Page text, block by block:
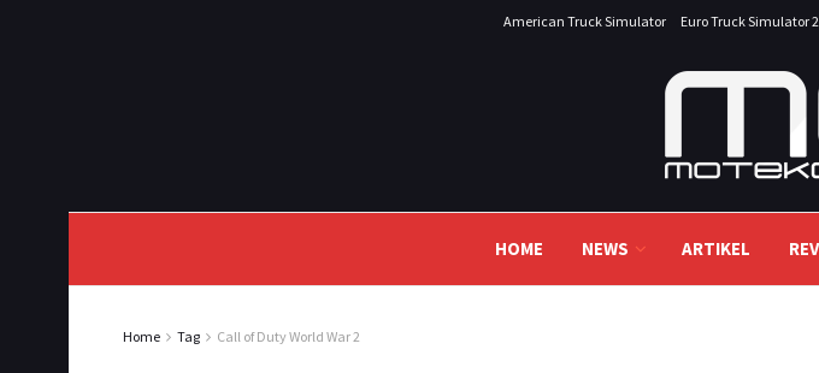
American Truck Simulator Euro Truck Simulator 2
HOME NEWS ARTIKEL
Home Tag Call of Duty World War 2